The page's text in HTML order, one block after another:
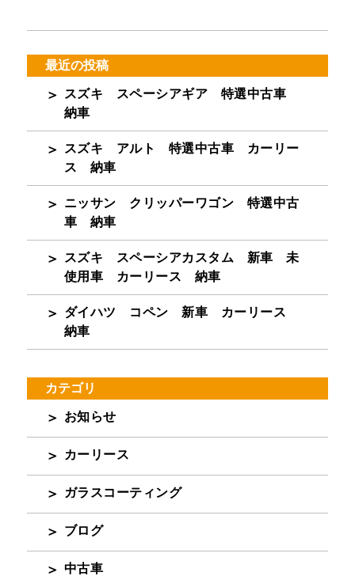
最近の投稿
スズキ スペーシアギア 特選中古車
納車
スズキ アルト 特選中古車 カーリー
ス 納車
ニッサン クリッパーワゴン 特選中古
車 納車
スズキ スペーシアカスタム 新車 未
使用車 カーリース 納車
ダイハツ コペン 新車 カーリース
納車
カテゴリ
お知らせ
カーリース
ガラスコーティング
ブログ
中古車